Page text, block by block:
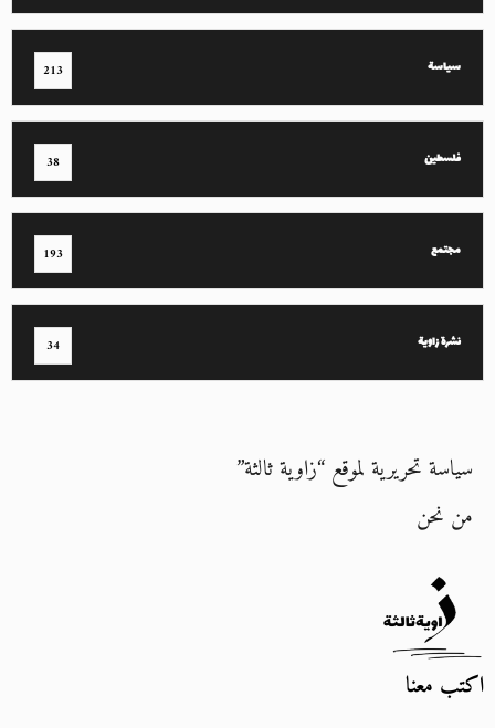
سياسة 213
فلسطين 38
مجتمع 193
نشرة زاوية 34
سياسة تحريرية لموقع “زاوية ثالثة”
من نحن
اكتب معنا